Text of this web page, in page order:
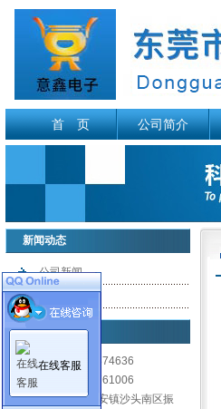
首 页 公司简介
新闻动态
公司新闻
行业资讯
联系我们
电 话: 0769-89874636
传 真: 0769-81761006
地 址: 东莞市长安镇沙头南区振
在线客服